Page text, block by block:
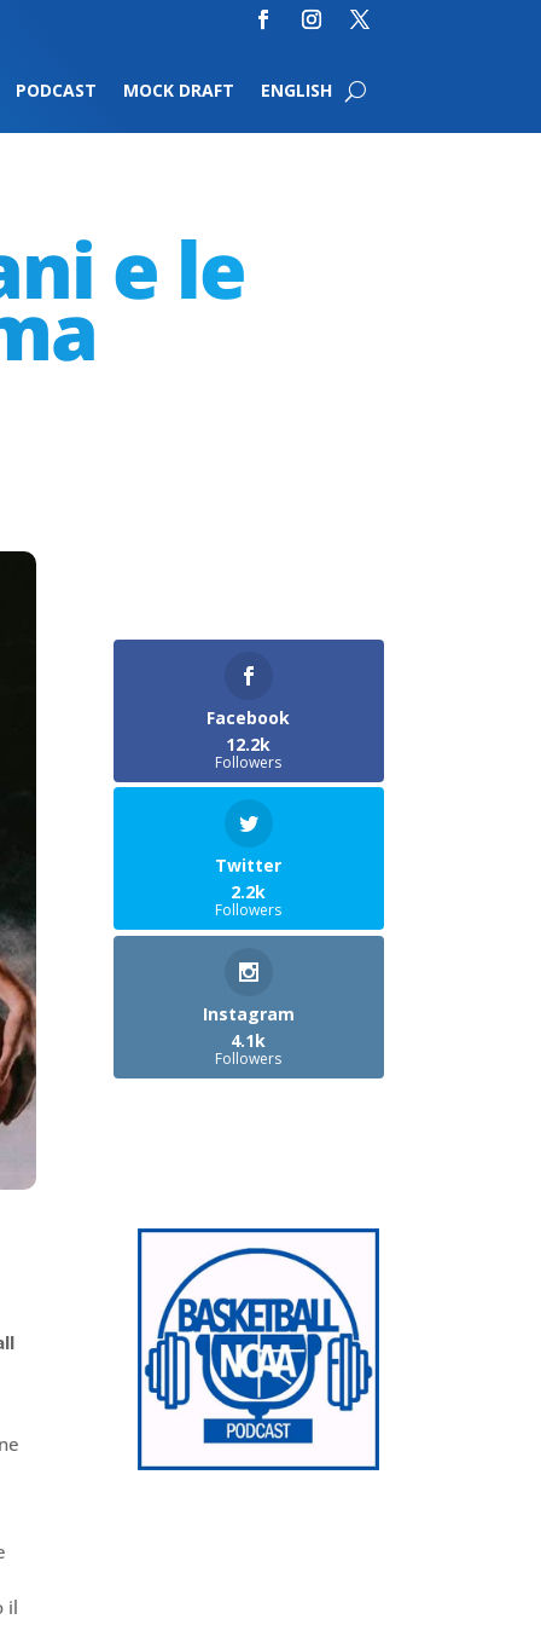
PODCAST MOCK DRAFT ENGLISH
e le
il
Facebook
12.2k
Followers
Twitter
2.2k
Followers
Instagram
4.1k
Followers